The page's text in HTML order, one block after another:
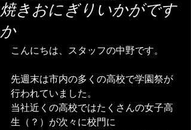
焼きおにぎりいかがです
か
こんにちは、スタッフの中野です。
先週末は市内の多くの高校で学園祭が
行われていました。
当社近くの高校ではたくさんの女子高
生（？）が次々に校門に